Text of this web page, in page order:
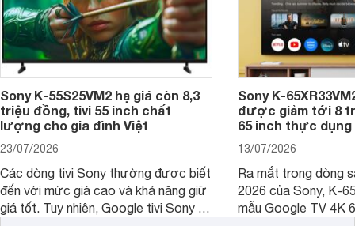
Sony K-55S25VM2 hạ giá còn 8,3
triệu đồng, tivi 55 inch chất
lượng cho gia đình Việt
23/07/2026
Các dòng tivi Sony thường được biết
đến với mức giá cao và khả năng giữ
giá tốt. Tuy nhiên, Google tivi Sony 55
Sony K-
được giảm tới 8
65 inch thực
13/07/2026
Ra mắt trong dòng
2026 của Sony, K-
mẫu Google TV 4K